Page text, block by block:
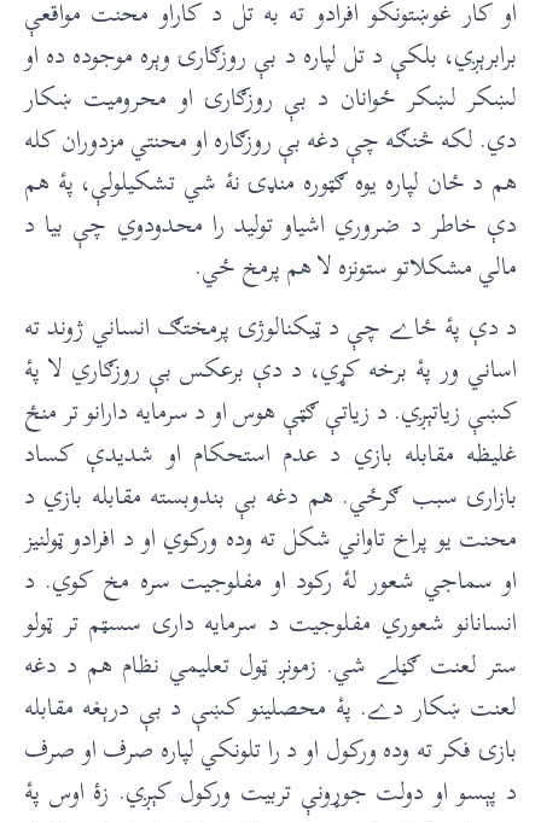
او کار غوښتونکو افرادو ته به تل د کاراو محنت مواقعې
برابرېږي، بلکې د تل لپاره د بې روزګارۍ وېره موجوده ده او
لښکر لښکر ځوانان د بې روزګارۍ او محروميت ښکار
دي. لکه څنګه چې دغه بې روزګاره او محنتي مزدوران کله
هم د ځان لپاره يوه ګټوره منډۍ نۀ شي تشکيلولې، پۀ هم
دې خاطر د ضروري اشياو توليد را محدودوي چې بيا د
مالي مشکلاتو ستونزه لا هم پرمخ ځي.
د دې پۀ ځاے چې د ټيکنالوژۍ پرمختګ انساني ژوند ته
اساني ور پۀ برخه کړي، د دې برعکس بې روزګاري لا پۀ
کښې زياتېږي. د زياتې ګټې هوس او د سرمايه دارانو تر منځ
غليظه مقابله بازي د عدم استحکام او شديدې کساد
بازارۍ سبب ګرځي. هم دغه بې بندوبسته مقابله بازي د
محنت يو پراخ تاواني شکل ته وده ورکوي او د افرادو ټولنيز
او سماجي شعور لۀ رکود او مفلوجيت سره مخ کوي. د
انسانانو شعوري مفلوجيت د سرمايه دارۍ سسټم تر ټولو
ستر لعنت ګڼلے شي. زمونږ ټول تعليمي نظام هم د دغه
لعنت ښکار دے. پۀ محصلينو کښې د بې درېغه مقابله
بازۍ فکر ته وده ورکول او د را تلونکي لپاره صرف او صرف
د پېسو او دولت جوړونې تربيت ورکول کېږي. زۀ اوس پۀ